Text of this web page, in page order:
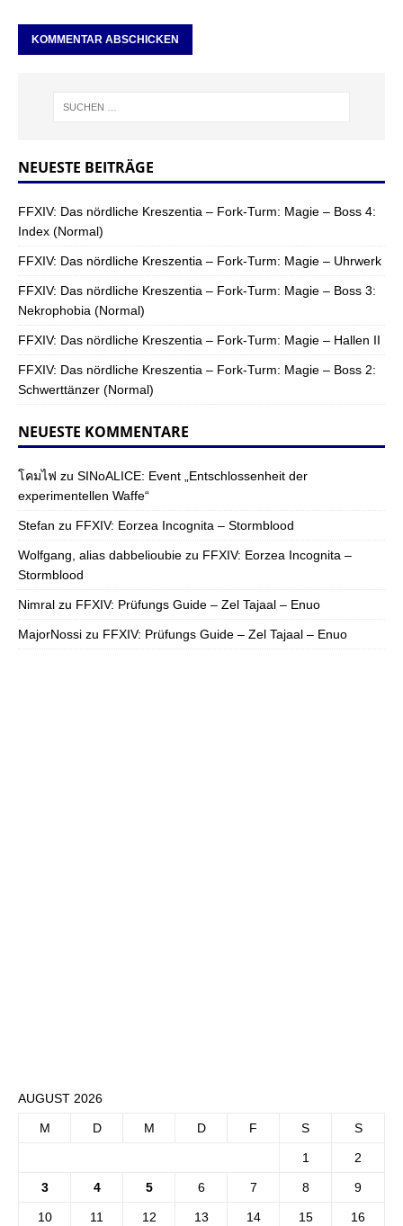
NEUESTE BEITRÄGE
FFXIV: Das nördliche Kreszentia – Fork-Turm: Magie – Boss 4:
Index (Normal)
FFXIV: Das nördliche Kreszentia – Fork-Turm: Magie – Uhrwerk
FFXIV: Das nördliche Kreszentia – Fork-Turm: Magie – Boss 3:
Nekrophobia (Normal)
FFXIV: Das nördliche Kreszentia – Fork-Turm: Magie – Hallen II
FFXIV: Das nördliche Kreszentia – Fork-Turm: Magie – Boss 2:
Schwerttänzer (Normal)
NEUESTE KOMMENTARE
โคมไฟ zu SINoALICE: Event „Entschlossenheit der
experimentellen Waffe“
Stefan zu FFXIV: Eorzea Incognita – Stormblood
Wolfgang, alias dabbelioubie zu FFXIV: Eorzea Incognita –
Stormblood
Nimral zu FFXIV: Prüfungs Guide – Zel Tajaal – Enuo
MajorNossi zu FFXIV: Prüfungs Guide – Zel Tajaal – Enuo
AUGUST 2026
M D M D F S S
1 2
3 4 5 6 7 8 9
10 11 12 13 14 15 16